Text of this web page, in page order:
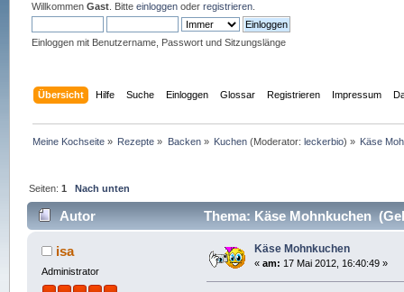
Willkommen Gast. Bitte einloggenoder registrieren.
Einloggen mit Benutzername, Passwort und Sitzungslänge
Übersicht Hilfe Suche Einloggen Glossar Registrieren Impressum
Meine Kochseite » Rezepte » Backen» Kuchen (Moderator:leckerbio) » Käse
Seiten:1 Nach unten
Autor Thema: Käse Mohnkuchen
isa
Administrator
Käse Mohnkuchen
« am: 17 Mai 2012, 16:40:49 »